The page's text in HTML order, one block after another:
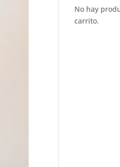
No hay
carrito.